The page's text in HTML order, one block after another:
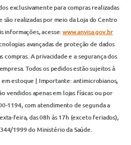
exclusivamente para compras realizadas
realizadas por meio da Loja do Centro
informações, acesse:www.anvisa.gov.br
avançadas de proteção de dados
compras. A privacidade e a segurança dos
Todos os pedidos estão sujeitos à
estoque | Importante: antimicrobianos,
vendidos apenas em lojas físicas ou por
1194, com atendimento de segunda a
feira, das 08h às 17h (exceto feriados),
1999 do Ministério da Saúde.